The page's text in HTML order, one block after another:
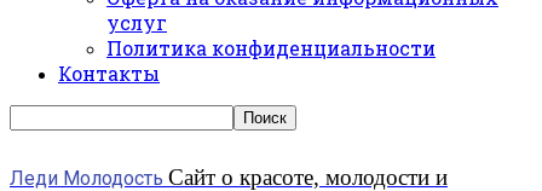
услуг
Политика конфиденциальности
Контакты
Леди Молодость Сайт о красоте, молодости и